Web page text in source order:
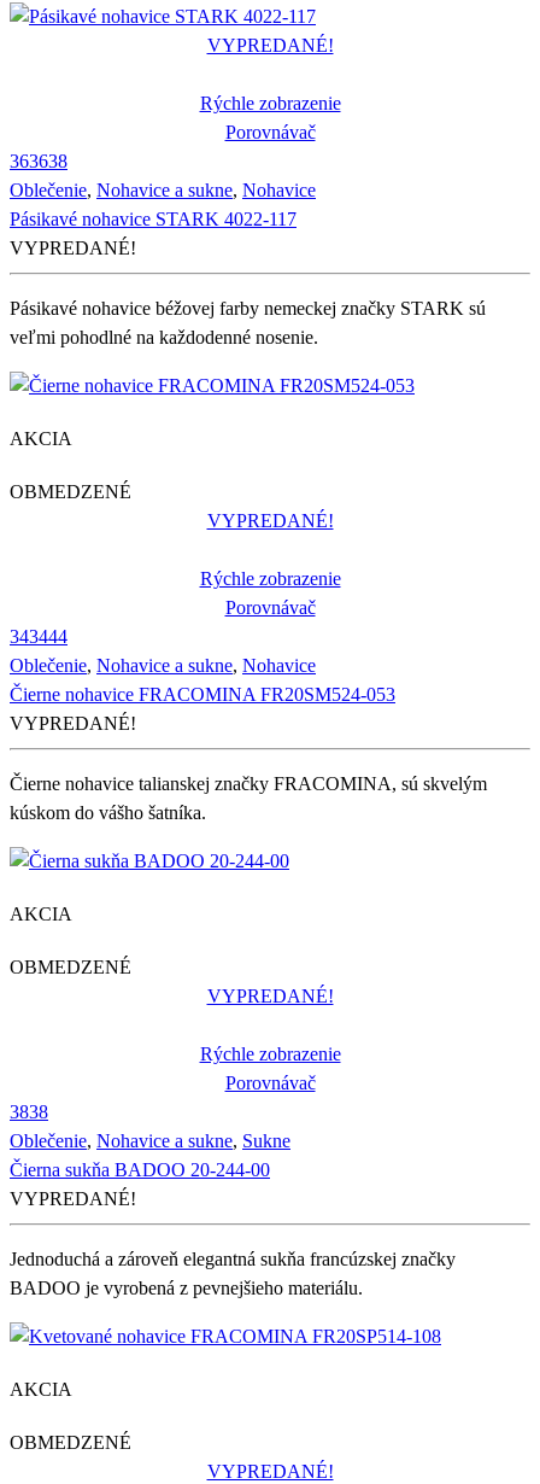
VYPREDANÉ!
Rýchle zobrazenie
Porovnávač
363638
Oblečenie, Nohavice a sukne, Nohavice
Pásikavé nohavice STARK 4022-117
VYPREDANÉ!
Pásikavé nohavice béžovej farby nemeckej značky STARK sú
veľmi pohodlné na každodenné nosenie.
AKCIA
OBMEDZENÉ
VYPREDANÉ!
Rýchle zobrazenie
Porovnávač
343444
Oblečenie, Nohavice a sukne, Nohavice
Čierne nohavice FRACOMINA FR20SM524-053
VYPREDANÉ!
Čierne nohavice talianskej značky FRACOMINA, sú skvelým
kúskom do vášho šatníka.
AKCIA
OBMEDZENÉ
VYPREDANÉ!
Rýchle zobrazenie
Porovnávač
3838
Oblečenie, Nohavice a sukne, Sukne
Čierna sukňa BADOO 20-244-00
VYPREDANÉ!
Jednoduchá a zároveň elegantná sukňa francúzskej značky
BADOO je vyrobená z pevnejšieho materiálu.
AKCIA
OBMEDZENÉ
VYPREDANÉ!